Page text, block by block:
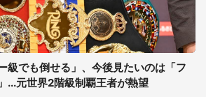
級でも倒せる」、今後見たいのは「フ
...元世界2階級制覇王者が熱望